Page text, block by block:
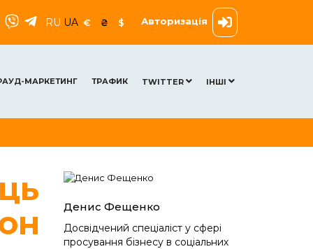
RU UA € ₴ $ Авторизація
МАРКЕТИНГ ТРАФИК TWITTER ІНШІ
Денис Фещенко
Досвідчений спеціаліст у сфері
просування бізнесу в соціальних